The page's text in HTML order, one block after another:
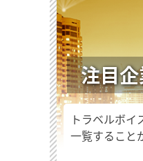
注目
トラベルボ
一覧すること